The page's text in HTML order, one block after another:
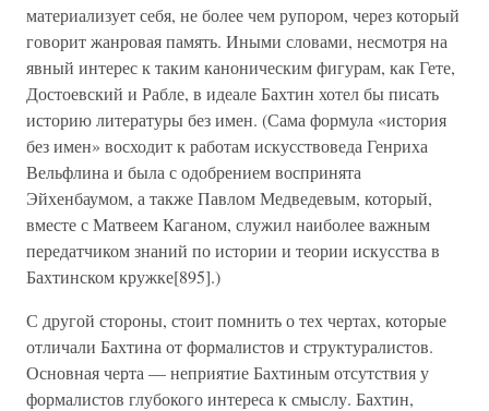
материализует себя, не более чем рупором, через который
говорит жанровая память. Иными словами, несмотря на
явный интерес к таким каноническим фигурам, как Гете,
Достоевский и Рабле, в идеале Бахтин хотел бы писать
историю литературы без имен. (Сама формула «история
без имен» восходит к работам искусствоведа Генриха
Вельфлина и была с одобрением воспринята
Эйхенбаумом, а также Павлом Медведевым, который,
вместе с Матвеем Каганом, служил наиболее важным
передатчиком знаний по истории и теории искусства в
Бахтинском кружке[895].)
С другой стороны, стоит помнить о тех чертах, которые
отличали Бахтина от формалистов и структуралистов.
Основная черта — неприятие Бахтиным отсутствия у
формалистов глубокого интереса к смыслу. Бахтин,